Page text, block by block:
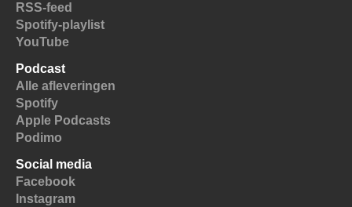
RSS-feed
Spotify-playlist
YouTube
Podcast
Alle afleveringen
Spotify
Apple Podcasts
Podimo
Social media
Facebook
Instagram